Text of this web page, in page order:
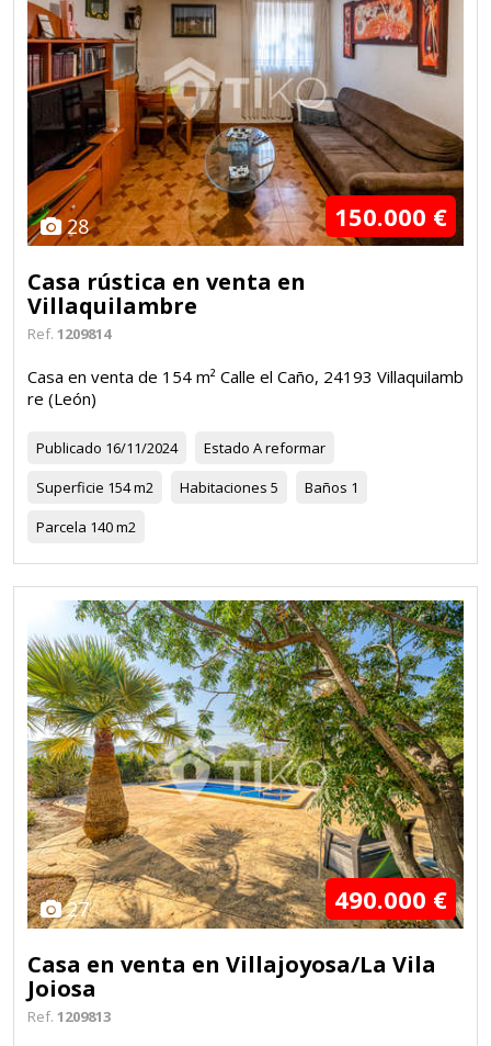
28 150.000 €
Casa rústica en venta en
Villaquilambre
Ref. 1209814
Casa en venta de 154 m² Calle el Caño, 24193 Villaquilamb
re (León)
Publicado 16/11/2024 Estado A reformar
Superficie 154 m2 Habitaciones 5 Baños 1
Parcela 140 m2
27 490.000 €
Casa en venta en Villajoyosa/La Vila
Joiosa
Ref. 1209813